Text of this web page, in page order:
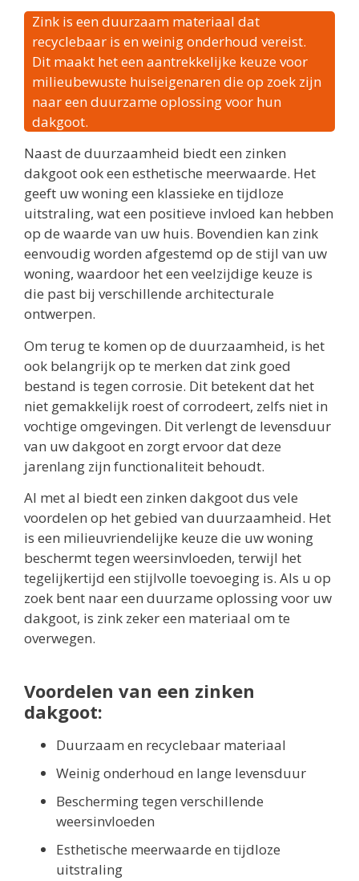
Zink is een duurzaam materiaal dat
recyclebaar is en weinig onderhoud vereist.
Dit maakt het een aantrekkelijke keuze voor
milieubewuste huiseigenaren die op zoek zijn
naar een duurzame oplossing voor hun
dakgoot.
Naast de duurzaamheid biedt een zinken
dakgoot ook een esthetische meerwaarde. Het
geeft uw woning een klassieke en tijdloze
uitstraling, wat een positieve invloed kan hebben
op de waarde van uw huis. Bovendien kan zink
eenvoudig worden afgestemd op de stijl van uw
woning, waardoor het een veelzijdige keuze is
die past bij verschillende architecturale
ontwerpen.
Om terug te komen op de duurzaamheid, is het
ook belangrijk op te merken dat zink goed
bestand is tegen corrosie. Dit betekent dat het
niet gemakkelijk roest of corrodeert, zelfs niet in
vochtige omgevingen. Dit verlengt de levensduur
van uw dakgoot en zorgt ervoor dat deze
jarenlang zijn functionaliteit behoudt.
Al met al biedt een zinken dakgoot dus vele
voordelen op het gebied van duurzaamheid. Het
is een milieuvriendelijke keuze die uw woning
beschermt tegen weersinvloeden, terwijl het
tegelijkertijd een stijlvolle toevoeging is. Als u op
zoek bent naar een duurzame oplossing voor uw
dakgoot, is zink zeker een materiaal om te
overwegen.
Voordelen van een zinken
dakgoot:
Duurzaam en recyclebaar materiaal
Weinig onderhoud en lange levensduur
Bescherming tegen verschillende
weersinvloeden
Esthetische meerwaarde en tijdloze
uitstraling